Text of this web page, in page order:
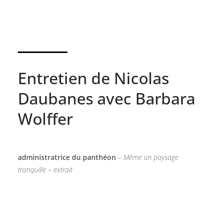
Entretien de Nicolas
Daubanes avec Barbara
Wolffer
administratrice du panthéon – Même un paysage
tranquille – extrait